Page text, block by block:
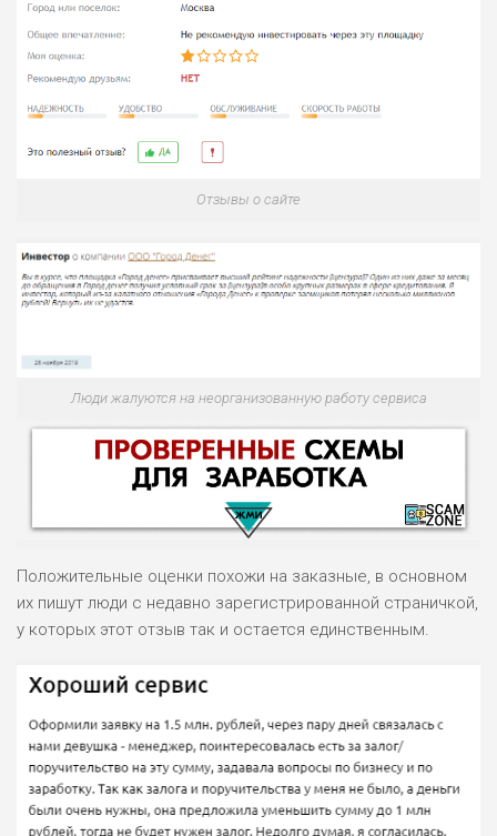
Отзывы о сайте
Люди жалуются на неорганизованную работу сервиса
ПОДОЙДЕТ
ВСЕМ
РИСКИ: НИЗКИЕ
ДОХОД: ВЫСОКИЙ
БЮДЖЕТ: ВЫСОКИЙ
ОБЗОР
Положительные оценки похожи на заказные, в основном
их пишут люди с недавно зарегистрированной страничкой,
у которых этот отзыв так и остается единственным.